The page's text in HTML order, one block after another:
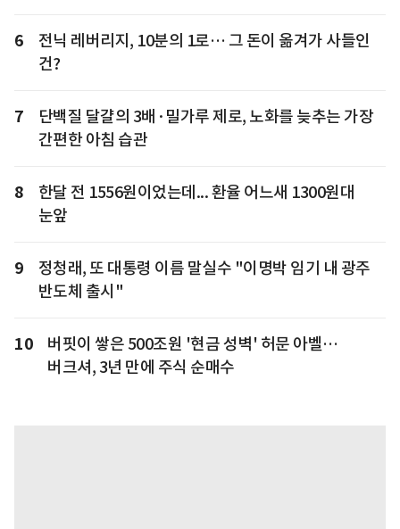
6
전닉 레버리지, 10분의 1로… 그 돈이 옮겨가 사들인
건?
7
단백질 달걀의 3배·밀가루 제로, 노화를 늦추는 가장
간편한 아침 습관
8
한달 전 1556원이었는데... 환율 어느새 1300원대
눈앞
9
정청래, 또 대통령 이름 말실수 "이명박 임기 내 광주
반도체 출시"
10
버핏이 쌓은 500조원 '현금 성벽' 허문 아벨…
버크셔, 3년 만에 주식 순매수